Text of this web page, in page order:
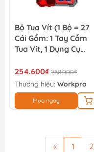
Bộ Tua Vít (1 Bộ = 27
Cái Gồm: 1 Tay Cầm
Tua Vít, 1 Dụng Cụ
Thanh Nối Dài, 4 Đầu
Tuýp Mini, 4 Cờ Lê
Mini, 15 Đầu Vít Các
Loại) Workpro -
254.600₫ 268.000₫
Thương hiệu: Workpro
Mua ngay
« 1 2